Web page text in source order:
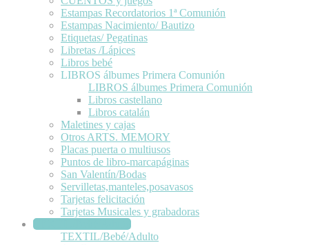
Estampas Recordatorios 1ª Comunión
Estampas Nacimiento/ Bautizo
Etiquetas/ Pegatinas
Libretas /Lápices
Libros bebé
LIBROS álbumes Primera Comunión
LIBROS álbumes Primera Comunión
Libros castellano
Libros catalán
Maletines y cajas
Otros ARTS. MEMORY
Placas puerta o multiusos
Puntos de libro-marcapáginas
San Valentín/Bodas
Servilletas,manteles,posavasos
Tarjetas felicitación
Tarjetas Musicales y grabadoras
TEXTIL/Bebé/Adulto
TEXTIL/Bebé/Adulto